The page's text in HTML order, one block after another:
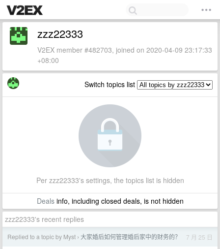
zzz22333
V2EX member #482703, joined on 2020-04-09 23:17:33
+08:00
Switch topics list
Per zzz22333's settings, the topics list is hidden
Dealsinfo, including closed deals, is not hidden
zzz22333's recent replies
Replied to a topic by Myst › 大家婚后如何管理婚后家中的财务的？ 7 月 25 日